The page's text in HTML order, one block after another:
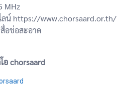
MHz
น์ https://www.chorsaard.or.th/
อช่อสะอาด
อ chorsaard